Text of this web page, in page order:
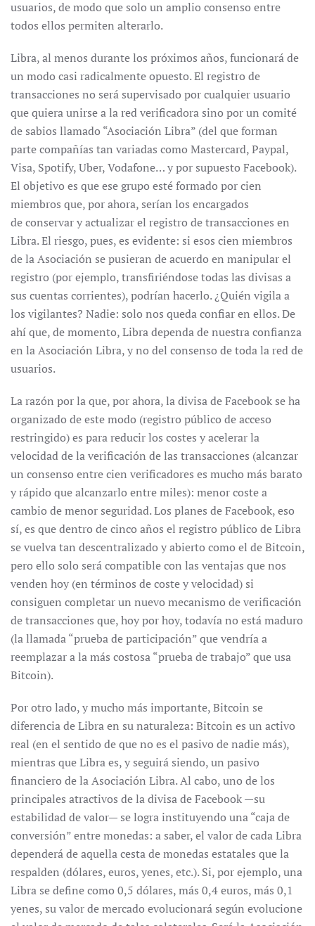
usuarios, de modo que solo un amplio consenso entre
todos ellos permiten alterarlo.
Libra, al menos durante los próximos años, funcionará de
un modo casi radicalmente opuesto. El registro de
transacciones no será supervisado por cualquier usuario
que quiera unirse a la red verificadora sino por un comité
de sabios llamado “Asociación Libra” (del que forman
parte compañías tan variadas como Mastercard, Paypal,
Visa, Spotify, Uber, Vodafone… y por supuesto Facebook).
El objetivo es que ese grupo esté formado por cien
miembros que, por ahora, serían los encargados
de conservar y actualizar el registro de transacciones en
Libra. El riesgo, pues, es evidente: si esos cien miembros
de la Asociación se pusieran de acuerdo en manipular el
registro (por ejemplo, transfiriéndose todas las divisas a
sus cuentas corrientes), podrían hacerlo. ¿Quién vigila a
los vigilantes? Nadie: solo nos queda confiar en ellos. De
ahí que, de momento, Libra dependa de nuestra confianza
en la Asociación Libra, y no del consenso de toda la red de
usuarios.
La razón por la que, por ahora, la divisa de Facebook se ha
organizado de este modo (registro público de acceso
restringido) es para reducir los costes y acelerar la
velocidad de la verificación de las transacciones (alcanzar
un consenso entre cien verificadores es mucho más barato
y rápido que alcanzarlo entre miles): menor coste a
cambio de menor seguridad. Los planes de Facebook, eso
sí, es que dentro de cinco años el registro público de Libra
se vuelva tan descentralizado y abierto como el de Bitcoin,
pero ello solo será compatible con las ventajas que nos
venden hoy (en términos de coste y velocidad) si
consiguen completar un nuevo mecanismo de verificación
de transacciones que, hoy por hoy, todavía no está maduro
(la llamada “prueba de participación” que vendría a
reemplazar a la más costosa “prueba de trabajo” que usa
Bitcoin).
Por otro lado, y mucho más importante, Bitcoin se
diferencia de Libra en su naturaleza: Bitcoin es un activo
real (en el sentido de que no es el pasivo de nadie más),
mientras que Libra es, y seguirá siendo, un pasivo
financiero de la Asociación Libra. Al cabo, uno de los
principales atractivos de la divisa de Facebook —su
estabilidad de valor— se logra instituyendo una “caja de
conversión” entre monedas: a saber, el valor de cada Libra
dependerá de aquella cesta de monedas estatales que la
respalden (dólares, euros, yenes, etc.). Si, por ejemplo, una
Libra se define como 0,5 dólares, más 0,4 euros, más 0,1
yenes, su valor de mercado evolucionará según evolucione